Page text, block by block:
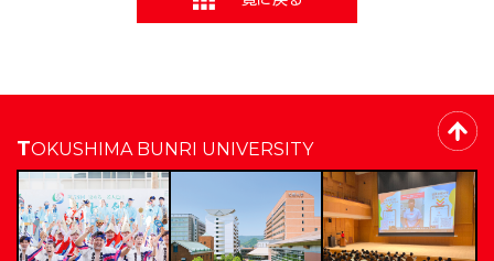
TOKUSHIMA BUNRI UNIVERSITY